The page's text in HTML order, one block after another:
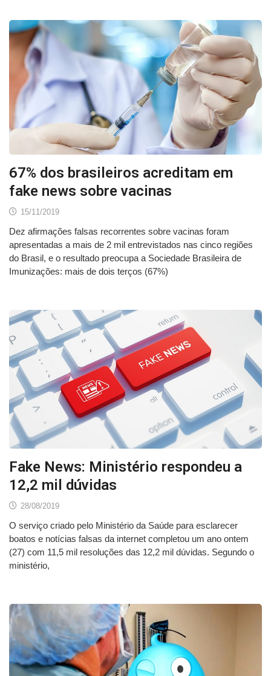
67% dos brasileiros acreditam em
fake news sobre vacinas
15/11/2019
Dez afirmações falsas recorrentes sobre vacinas foram
apresentadas a mais de 2 mil entrevistados nas cinco regiões
do Brasil, e o resultado preocupa a Sociedade Brasileira de
Imunizações: mais de dois terços (67%)
Fake News: Ministério respondeu a
12,2 mil dúvidas
28/08/2019
O serviço criado pelo Ministério da Saúde para esclarecer
boatos e notícias falsas da internet completou um ano ontem
(27) com 11,5 mil resoluções das 12,2 mil dúvidas. Segundo o
ministério,